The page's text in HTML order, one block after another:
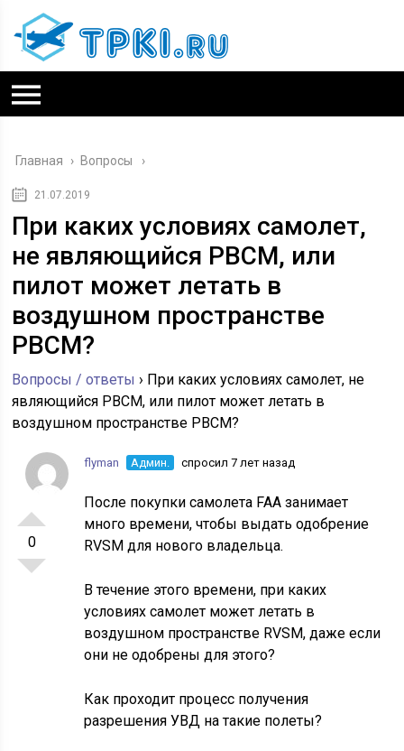
Главная › Вопросы
21.07.2019
При каких условиях самолет,
не являющийся РВСМ, или
пилот может летать в
воздушном пространстве
РВСМ?
Вопросы / ответы › При каких условиях самолет, не
являющийся РВСМ, или пилот может летать в
воздушном пространстве РВСМ?
0
flyman Админ. спросил 7 лет назад
После покупки самолета FAA занимает
много времени, чтобы выдать одобрение
RVSM для нового владельца.
В течение этого времени, при каких
условиях самолет может летать в
воздушном пространстве RVSM, даже если
они не одобрены для этого?
Как проходит процесс получения
разрешения УВД на такие полеты?